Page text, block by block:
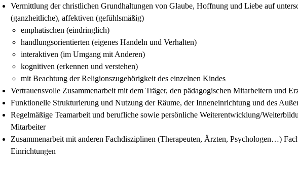
Vermittlung der christlichen Grundhaltungen von Glaube, Hoffnung und Liebe auf
(ganzheitliche), affektiven (gefühlsmäßig)
emphatischen (eindringlich)
handlungsorientierten (eigenes Handeln und Verhalten)
interaktiven (im Umgang mit Anderen)
kognitiven (erkennen und verstehen)
mit Beachtung der Religionszugehörigkeit des einzelnen Kindes
Vertrauensvolle Zusammenarbeit mit dem Träger, den pädagogischen Mitarbeitern und
Funktionelle Strukturierung und Nutzung der Räume, der Inneneinrichtung und des
Regelmäßige Teamarbeit und berufliche sowie persönliche Weiterentwicklung/
Mitarbeiter
Zusammenarbeit mit anderen Fachdisziplinen (Therapeuten, Ärzten, Psychologen…)
Einrichtungen